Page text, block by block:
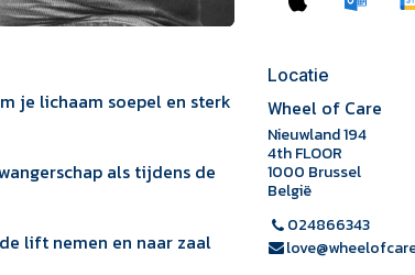
je lichaam soepel en sterk
als tijdens de
lift nemen en naar zaal
Locatie
Wheel of Care
Nieuwland 194
4th FLOOR
1000 Brussel
België
024866343